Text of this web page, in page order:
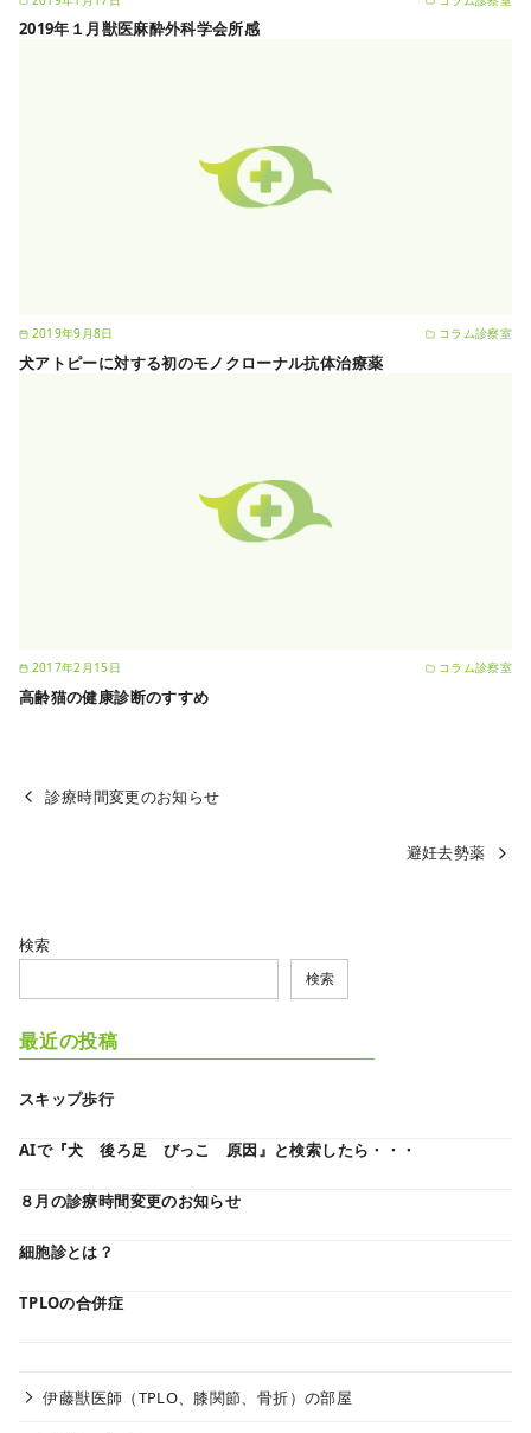
2019年１月獣医麻酔外科学会所感
2019年9月8日 コラム診察室
犬アトピーに対する初のモノクローナル抗体治療薬
2017年2月15日 コラム診察室
高齢猫の健康診断のすすめ
診療時間変更のお知らせ
避妊去勢薬
検索
検索
最近の投稿
スキップ歩行
AIで『犬 後ろ足 びっこ 原因』と検索したら・・・
８月の診療時間変更のお知らせ
細胞診とは？
TPLOの合併症
伊藤獣医師（TPLO、膝関節、骨折）の部屋